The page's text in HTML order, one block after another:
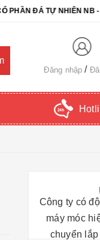
ĐÁ TỰ NHIÊN NB - NB
Đăng nhập
Công ty có
máy móc
chuyển